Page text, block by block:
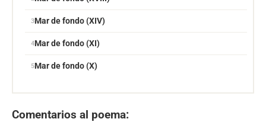
Mar de fondo (XIV)
Mar de fondo (XI)
Mar de fondo (X)
Comentarios al poema: